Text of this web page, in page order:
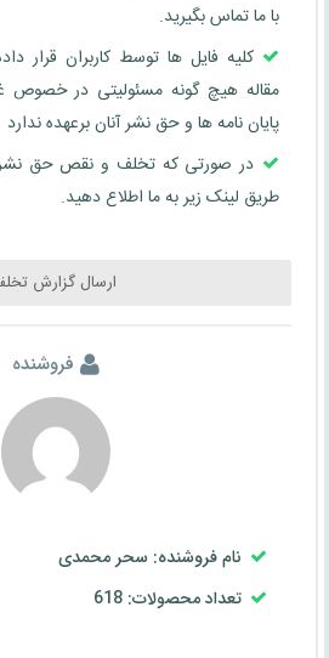
با ما تماس بگیرید.
کلیه فایل ها توسط کاربران قرار
مقاله هیچ گونه مسئولیتی در خصوص
پایان نامه ها و حق نشر آنان برعهده ندارد
در صورتی که تخلف و نقص حق
طریق لینک زیر به ما اطلاع دهید.
ارسال گزارش
فروشنده
نام فروشنده: سحر محمدی
تعداد محصولات: 618